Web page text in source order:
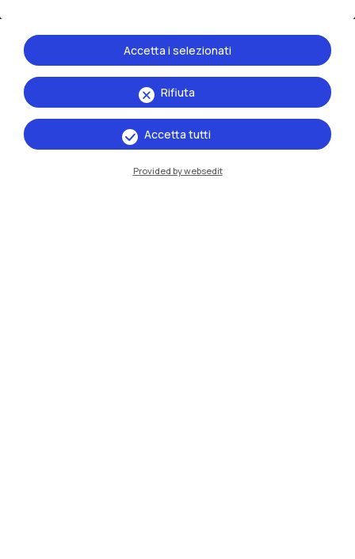
Cremona
Lecco
Mantova
Rifiuta
Accetta i selezionati
Accetta tutti
Provided by websedit